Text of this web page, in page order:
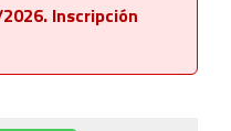
Inscripción